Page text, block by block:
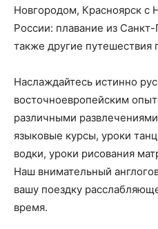
Новгородом, Красноярск с
России: плавание из
также другие путешествия
Наслаждайтесь истинно
восточноевропейским
различными
языковые курсы, уроки
водки, уроки рисования
Наш внимательный
вашу поездку
время.